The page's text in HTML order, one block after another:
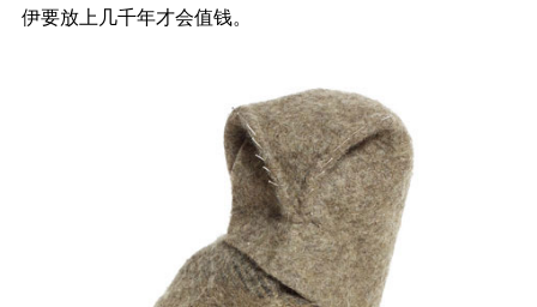
伊要放上几千年才会值钱。